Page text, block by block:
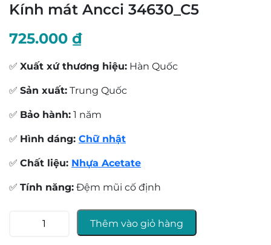
Kính mát Ancci 34630_C5
725.000 ₫
✅ Xuất xứ thương hiệu: Hàn Quốc
✅ Sản xuất: Trung Quốc
✅ Bảo hành: 1 năm
✅ Hình dáng: Chữ nhật
✅ Chất liệu: Nhựa Acetate
✅ Tính năng: Đệm mũi cố định
Thêm vào giỏ hàng